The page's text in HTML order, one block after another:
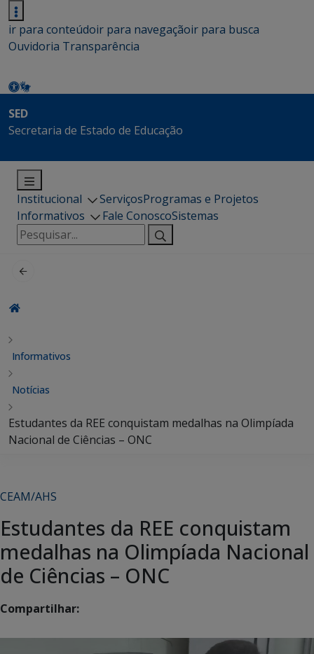
ir para conteúdoir para navegaçãoir para busca
Ouvidoria Transparência
SED
Secretaria de Estado de Educação
Institucional ServiçosProgramas e Projetos
Informativos
Fale ConoscoSistemas
Pesquisar
por:
Informativos
Notícias
Estudantes da REE conquistam medalhas na Olimpíada
Nacional de Ciências – ONC
CEAM/AHS
Estudantes da REE conquistam
medalhas na Olimpíada Nacional
de Ciências – ONC
Compartilhar: